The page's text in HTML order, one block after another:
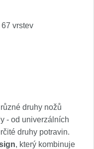
vrstev
druhy nožů
- od univerzálních
druhy potravin.
, který kombinuje